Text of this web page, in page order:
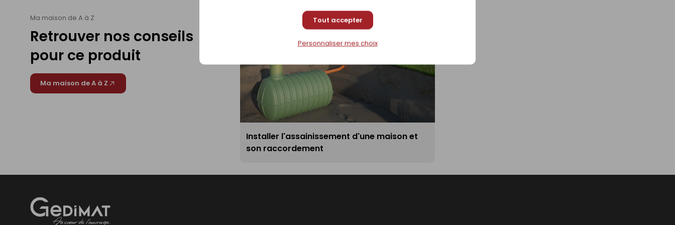
Tout accepter
Personnaliser mes choix
Ma maison de A à Z
Retrouver nos conseils
pour ce produit
Ma maison de A à Z
Installer l'assainissement d'une maison et
son raccordement